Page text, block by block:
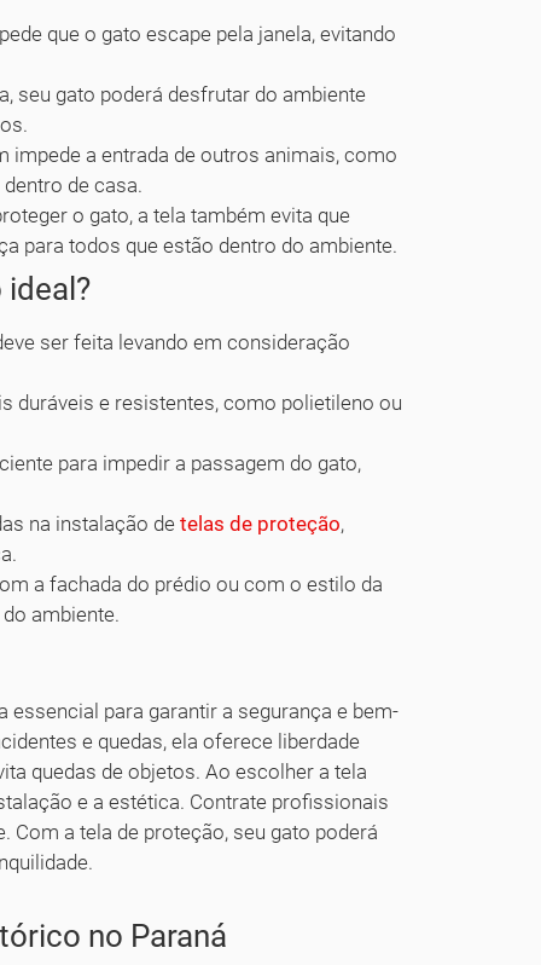
que o gato escape pela janela, evitando
seu gato poderá desfrutar do ambiente
impede a entrada de outros animais, como
de casa.
o gato, a tela também evita que
para todos que estão dentro do ambiente.
ser feita levando em consideração
duráveis e resistentes, como polietileno ou
para impedir a passagem do gato,
na instalação detelas de proteção,
a fachada do prédio ou com o estilo da
ambiente.
essencial para garantir a segurança e bem-
e quedas, ela oferece liberdade
quedas de objetos. Ao escolher a tela
e a estética. Contrate profissionais
Com a tela de proteção, seu gato poderá
no Paraná